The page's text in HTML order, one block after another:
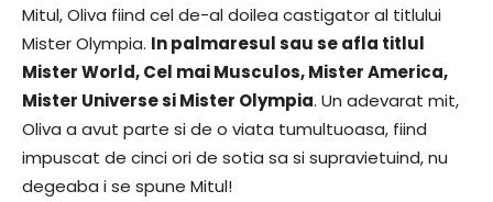
Mitul, Oliva fiind cel de-al doilea castigator al titlului
Mister Olympia. In palmaresul sau se afla titlul
Mister World, Cel mai Musculos, Mister America,
Mister Universe si Mister Olympia. Un adevarat mit,
Oliva a avut parte si de o viata tumultuoasa, fiind
impuscat de cinci ori de sotia sa si supravietuind, nu
degeaba i se spune Mitul!